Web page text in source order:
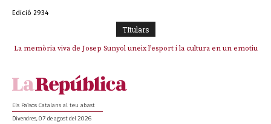
Edició 2934
TItulars
La memòria viva de Josep Sunyol uneix l’esport i la cultura en un emotiu
Els Països Catalans al teu abast
Divendres, 07 de agost del 2026